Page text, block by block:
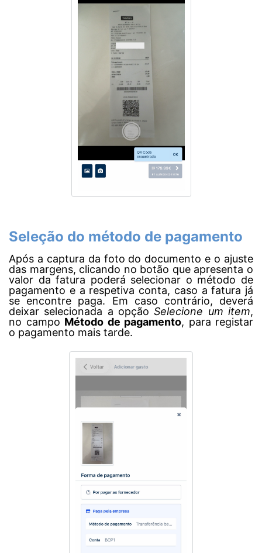
Seleção do método de pagamento
Após a captura da foto do documento e o ajuste
das margens, clicando no botão que apresenta o
valor da fatura poderá selecionar o método de
pagamento e a respetiva conta, caso a fatura já
se encontre paga. Em caso contrário, deverá
deixar selecionada a opçãoSelecione um item,
no campo Método de pagamento, para registar
o pagamento mais tarde.